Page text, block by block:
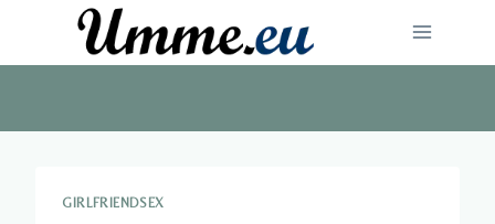
GIRLFRIENDSEX